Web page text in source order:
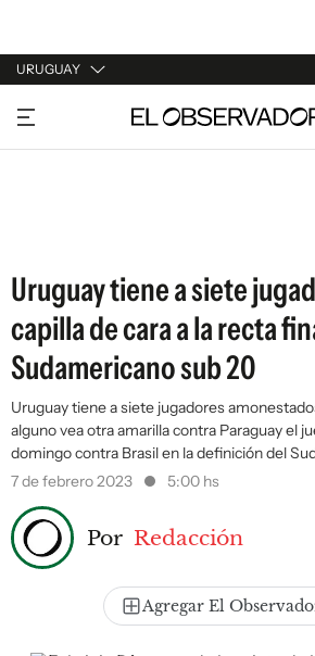
URUGUAY
URUGUAY
ARGENTINA
Uruguay tiene a siete
capilla de cara a la recta
Sudamericano sub 20
Uruguay tiene a siete jugadores
alguno vea otra amarilla contra Paraguay el
domingo contra Brasil en la definición del
7 de febrero 2023
5:00 hs
Por Redacción
Agregar El